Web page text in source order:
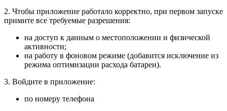
2. Чтобы приложение работало корректно, при первом запуске
примите все требуемые разрешения:
на доступ к данным о местоположении и физической
активности;
на работу в фоновом режиме (добавится исключение из
режима оптимизации расхода батареи).
3. Войдите в приложение:
по номеру телефона